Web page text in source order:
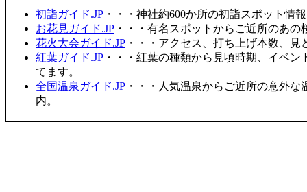
初詣ガイド.JP ・・・神社約600か所の初詣スポット情
お花見ガイド.JP ・・・有名スポットからご近所のあ
花火大会ガイド.JP ・・・アクセス、打ち上げ本数、
紅葉ガイド.JP ・・・紅葉の種類から見頃時期、イベ
てます。
全国温泉ガイド.JP ・・・人気温泉からご近所の意外
内。